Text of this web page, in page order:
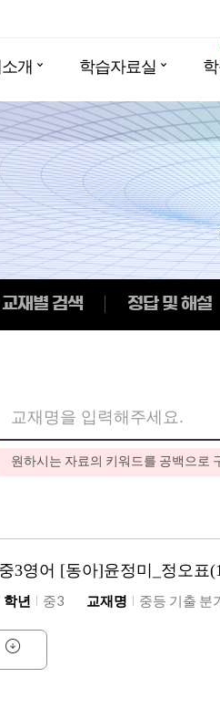
출 영어 수학 고등기출
본서
국어 영어 고등 실전서
개
국어 영어 수학 통합사회
학습자료실
교재별 검색
SOS 란? (Smart
출 국어 영어 수학 통합사
출 국어 수학 통합사회
진도표 보충자료
교재별 검색 정답 및 해설
원하시는 자료의 키워드를 공백으로
정오표
중3영어 [동아]윤정미_정오표
학년 중3 교재명 중등 기출 분